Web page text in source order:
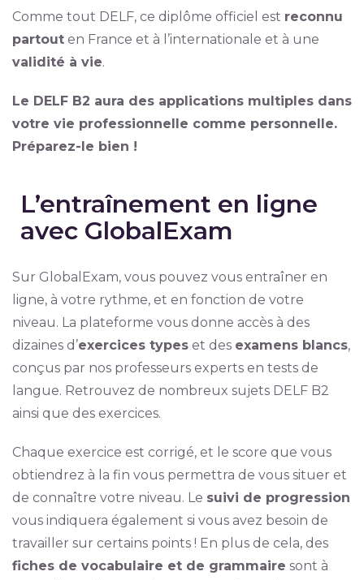
Comme tout DELF, ce diplôme officiel est reconnu
partouten France et à l’internationale et à une
validité à vie.
Le DELF B2 aura des applications multiples dans
votre vie professionnelle comme personnelle.
Préparez-le bien !
L’entraînement en ligne
avec GlobalExam
Sur GlobalExam, vous pouvez vous entraîner en
ligne, à votre rythme, et en fonction de votre
niveau. La plateforme vous donne accès à des
dizaines d’exercices typeset des examens blancs,
conçus par nos professeurs experts en tests de
langue. Retrouvez de nombreux sujets DELF B2
ainsi que des exercices.
Chaque exercice est corrigé, et le score que vous
obtiendrez à la fin vous permettra de vous situer et
de connaître votre niveau. Le suivi de progression
vous indiquera également si vous avez besoin de
travailler sur certains points ! En plus de cela, des
fiches de vocabulaire et de grammaire sont à